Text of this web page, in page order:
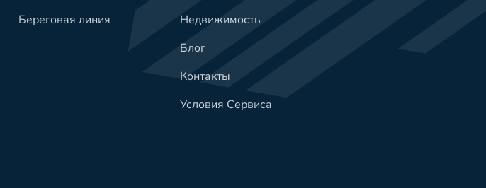
Береговая линия
Недвижимость
Блог
Контакты
Условия Сервиса